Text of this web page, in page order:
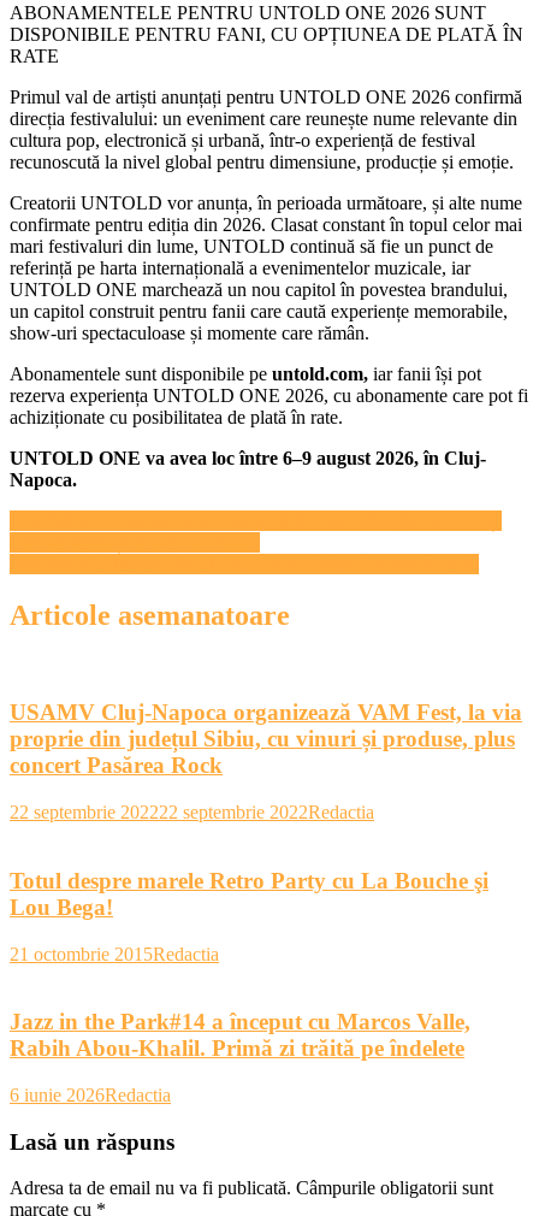
ABONAMENTELE PENTRU UNTOLD ONE 2026 SUNT
DISPONIBILE PENTRU FANI, CU OPȚIUNEA DE PLATĂ ÎN
RATE
Primul val de artiști anunțați pentru UNTOLD ONE 2026 confirmă
direcția festivalului: un eveniment care reunește nume relevante din
cultura pop, electronică și urbană, într-o experiență de festival
recunoscută la nivel global pentru dimensiune, producție și emoție.
Creatorii UNTOLD vor anunța, în perioada următoare, și alte nume
confirmate pentru ediția din 2026. Clasat constant în topul celor mai
mari festivaluri din lume, UNTOLD continuă să fie un punct de
referință pe harta internațională a evenimentelor muzicale, iar
UNTOLD ONE marchează un nou capitol în povestea brandului,
un capitol construit pentru fanii care caută experiențe memorabile,
show-uri spectaculoase și momente care rămân.
Abonamentele sunt disponibile pe untold.com, iar fanii își pot
rezerva experiența UNTOLD ONE 2026, cu abonamente care pot fi
achiziționate cu posibilitatea de plată în rate.
UNTOLD ONE va avea loc între 6–9 august 2026, în Cluj-
Napoca.
Navigare
în
Articole asemanatoare
USAMV Cluj-Napoca organizează VAM Fest, la via
proprie din județul Sibiu, cu vinuri și produse, plus
concert Pasărea Rock
22 septembrie 202222 septembrie 2022Redactia
Totul despre marele Retro Party cu La Bouche şi
Lou Bega!
21 octombrie 2015Redactia
Jazz in the Park#14 a început cu Marcos Valle,
Rabih Abou-Khalil. Primă zi trăită pe îndelete
6 iunie 2026Redactia
Lasă un răspuns
Adresa ta de email nu va fi publicată. Câmpurile obligatorii sunt
marcate cu *